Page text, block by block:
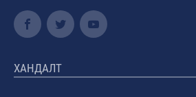
ХАНДАЛТ